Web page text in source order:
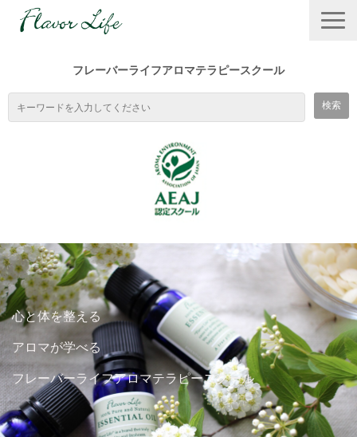
フレーバーライフアロマテラピースクール
スクールの特徴
１DAYワークショップ
アロマを学ぶ
ハーブを学ぶ
心と体を整える
アロマが学べる
フレーバーライフアロマテラピースクール